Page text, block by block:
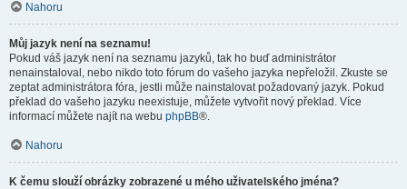
Nahoru
Můj jazyk není na seznamu!
Pokud váš jazyk není na seznamu jazyků, tak ho buď administrátor
nenainstaloval, nebo nikdo toto fórum do vašeho jazyka nepřeložil. Zkuste se
zeptat administrátora fóra, jestli může nainstalovat požadovaný jazyk. Pokud
překlad do vašeho jazyku neexistuje, můžete vytvořit nový překlad. Více
informací můžete najít na webu phpBB®.
Nahoru
K čemu slouží obrázky zobrazené u mého uživatelského jména?